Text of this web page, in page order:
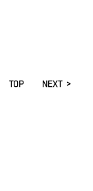
TOP NEXT >